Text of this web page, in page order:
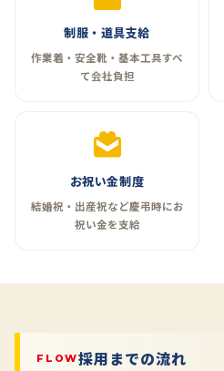
制服・道具支給
作業着・安全靴・基本工具すべ
て会社負担
お祝い金制度
結婚祝・出産祝など慶弔時にお
祝い金を支給
FLOW採用までの流れ